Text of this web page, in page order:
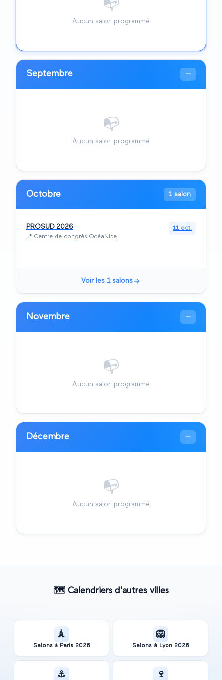
📭
Aucun salon programmé
Septembre —
📭
Aucun salon programmé
Octobre 1 salon
PROSUD 2026
📍 Centre de congrès OcéaNice
11 oct.
Voir les 1 salons
Novembre —
📭
Aucun salon programmé
Décembre —
📭
Aucun salon programmé
🗺️Calendriers d'autres villes
🗼
Salons à Paris 2026
🦁
Salons à Lyon 2026
⚓ 🍷